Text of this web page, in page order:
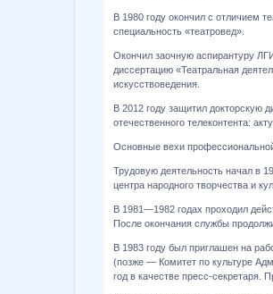
В 1980 году окончил с отличием
специальность «театровед».
Окончил заочную аспирантуру
диссертацию «Театральная
искусствоведения.
В 2012 году защитил докторскую
отечественного телеконтента:
Основные вехи
Трудовую деятельность начал в
центра народного творчества и
В 1981—1982 годах проходил
После окончания службы
В 1983 году был приглашен на
(позже — Комитет по культуре
год в качестве пресс-секретаря.